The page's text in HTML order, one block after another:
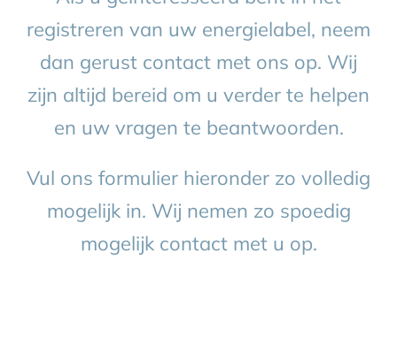
BLOG
CONTACT
registreren van uw energielabel, neem
dan gerust contact met ons op. Wij
zijn altijd bereid om u verder te helpen
en uw vragen te beantwoorden.
Vul ons formulier hieronder zo volledig
mogelijk in. Wij nemen zo spoedig
mogelijk contact met u op.